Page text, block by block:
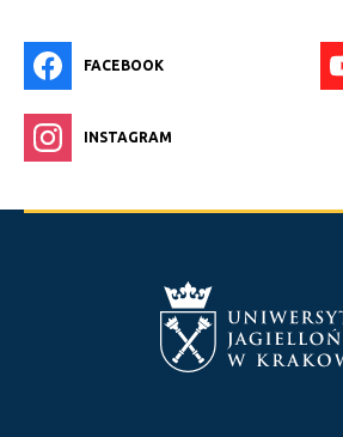
FACEBOOK
INSTAGRAM